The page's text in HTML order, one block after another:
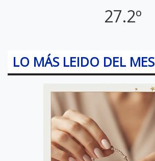
27.2º
LO MÁS LEIDO DEL MES